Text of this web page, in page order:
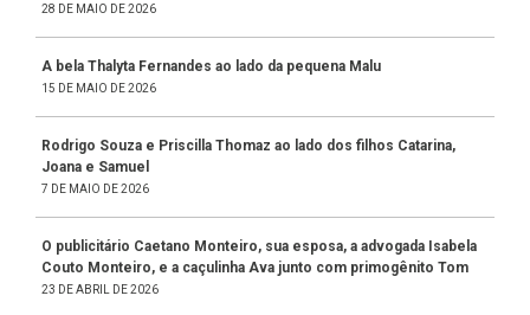
28 DE MAIO DE 2026
A bela Thalyta Fernandes ao lado da pequena Malu
15 DE MAIO DE 2026
Rodrigo Souza e Priscilla Thomaz ao lado dos filhos Catarina,
Joana e Samuel
7 DE MAIO DE 2026
O publicitário Caetano Monteiro, sua esposa, a advogada Isabela
Couto Monteiro, e a caçulinha Ava junto com primogênito Tom
23 DE ABRIL DE 2026